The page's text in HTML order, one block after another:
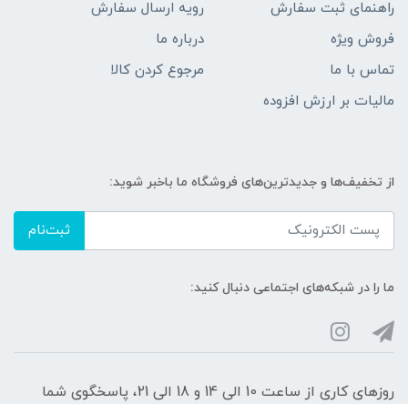
راهنمای ثبت سفارش
رویه ارسال سفارش
فروش ویژه
درباره ما
تماس با ما
مرجوع کردن کالا
مالیات بر ارزش افزوده
از تخفیف‌ها و جدیدترین‌های فروشگاه ما باخبر شوید:
ثبت‌نام
ما را در شبکه‌های اجتماعی دنبال کنید:
روزهای کاری از ساعت 10 الی 14 و 18 الی 21، پاسخگوی شما